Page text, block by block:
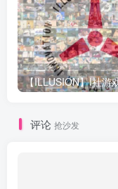
评论 抢沙发